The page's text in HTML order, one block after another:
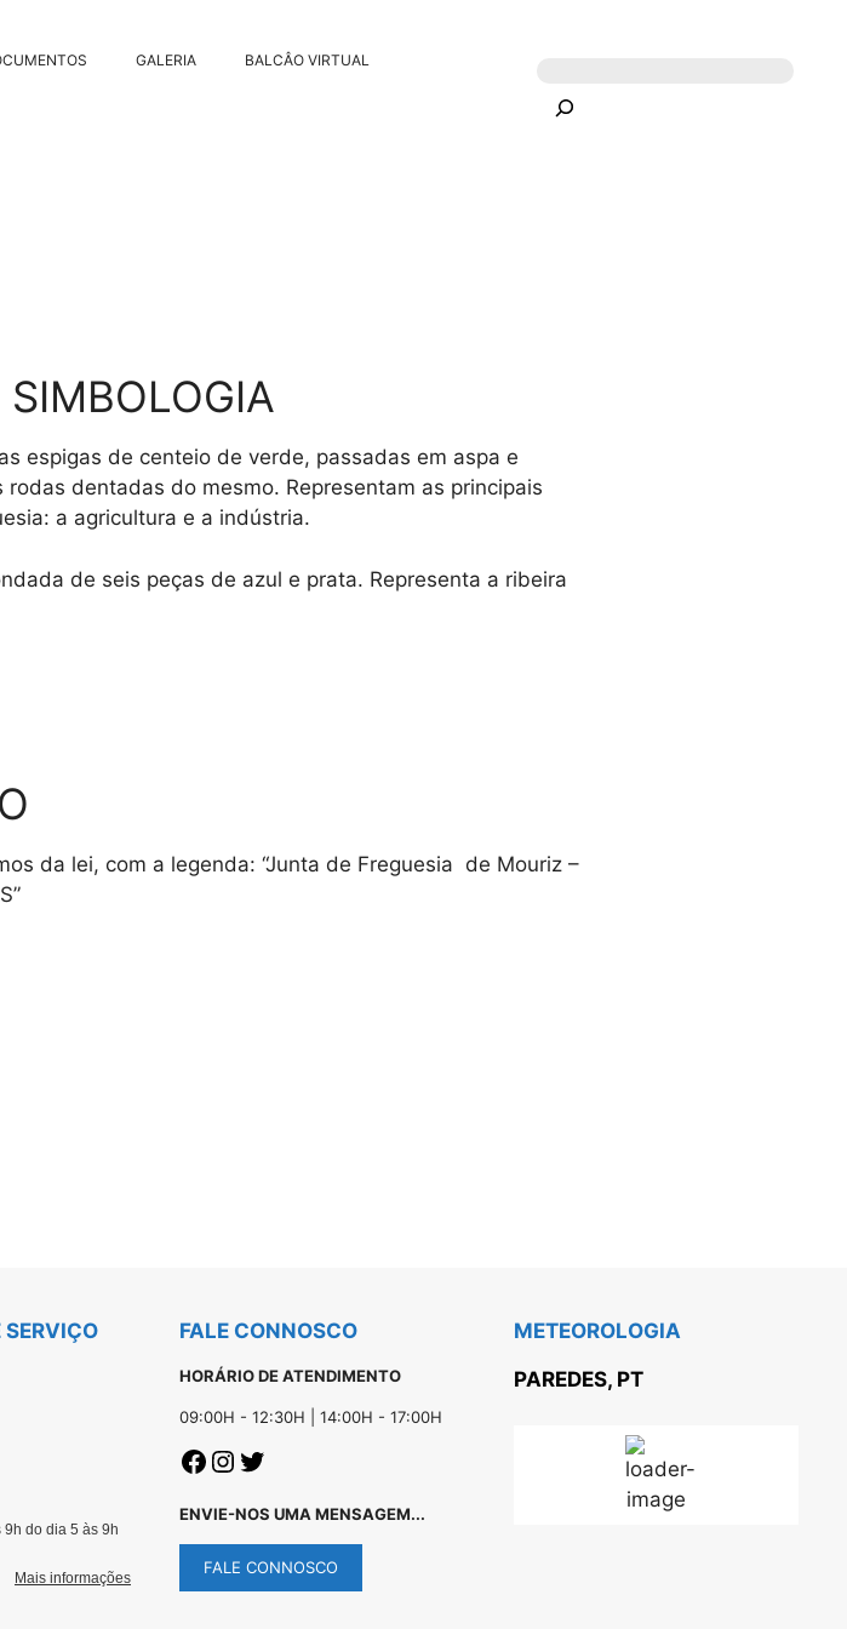
GALERIA BALCÂO VIRTUAL
SIMBOLOGIA
espigas de centeio de verde, passadas em aspa e
dentadas do mesmo. Representam as principais
a agricultura e a indústria.
de seis peças de azul e prata. Representa a ribeira
da lei, com a legenda: “Junta de Freguesia de Mouriz –
SERVIÇO FALE CONNOSCO
HORÁRIO DE ATENDIMENTO
09:00H - 12:30H | 14:00H - 17:00H
ENVIE-NOS UMA MENSAGEM...
FALE CONNOSCO
METEOROLOGIA
PAREDES, PT
16°C